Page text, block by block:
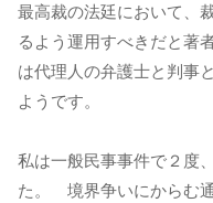
最高裁の法廷において、
るよう運用すべきだと
は代理人の弁護士と判事
ようです。
私は一般民事事件で２度
た。 境界争いにからむ